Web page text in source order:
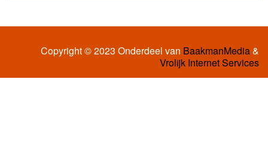
Copyright © 2023 Onderdeel van BaakmanMedia&
Vrolijk Internet Services